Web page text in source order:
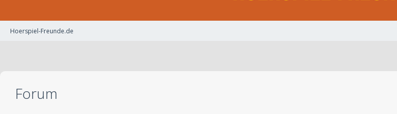
Hoerspiel-Freunde.de
Forum